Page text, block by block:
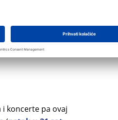
koncerte pa ovaj